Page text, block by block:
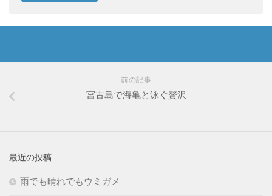
前の記事
宮古島で海亀と泳ぐ贅沢
最近の投稿
雨でも晴れでもウミガメ